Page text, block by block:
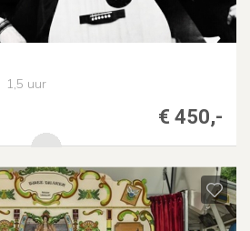
1,5 uur
€ 450,-